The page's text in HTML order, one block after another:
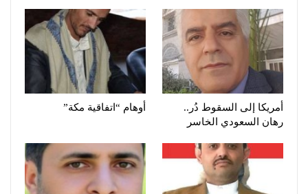
أمريكا إلى السقوط دُر..
رهان السعودي الخاسر
أوهام “اتفاقية مكة”